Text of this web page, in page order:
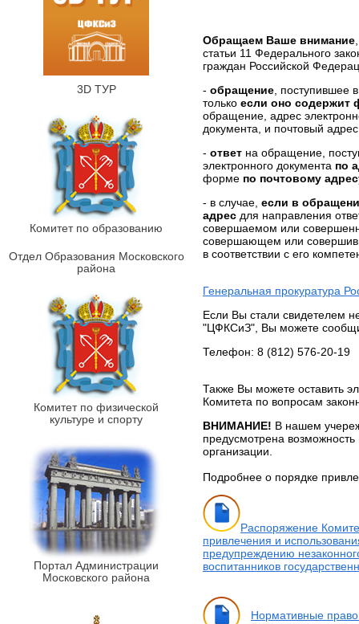
3D ТУР
Комитет по образованию
Отдел Образования Московского
района
Комитет по физической
культуре и спорту
Портал Администрации
Московского района
Обращаем Ваше внимание
статьи 11 Федерального
граждан Российской
- обращение , поступившее
только если оно содержит
обращение, адрес
документа, и почтовый
- ответ на обращение,
электронного документа по
форме по почтовому
- в случае, если в
адрес для направления
совершаемом или
совершающем или
в соответствии с его
Генеральная прокуратура
Если Вы стали свидетелем
"ЦФКСиЗ", Вы можете
Телефон: 8 (812) 576-20-19
Также Вы можете оставить
Комитета по вопросам
ВНИМАНИЕ! В нашем
предусмотрена
организации.
Подробнее о порядке
Распоряжение
привлечения и
предупреждению
воспитанников
Нормативные